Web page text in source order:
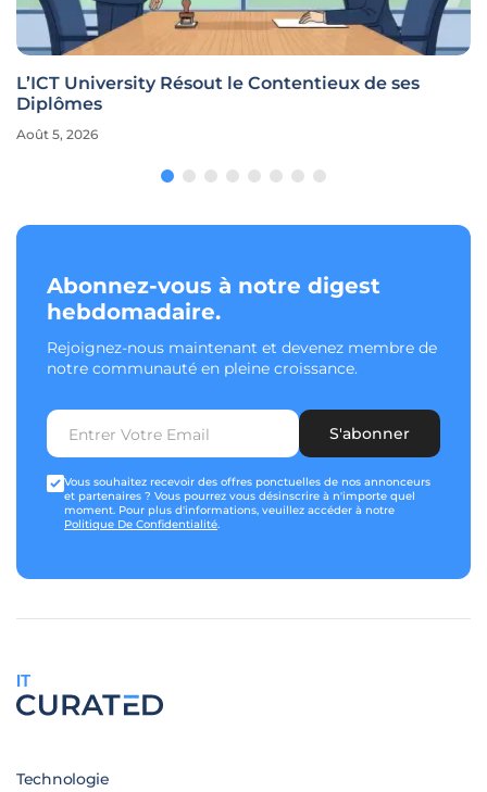
L’ICT University Résout le Contentieux de ses
Diplômes
Août 5, 2026
Abonnez-vous à notre digest
hebdomadaire.
Rejoignez-nous maintenant et devenez membre de
notre communauté en pleine croissance.
S'abonner
Vous souhaitez recevoir des offres ponctuelles de nos annonceurs
et partenaires ? Vous pourrez vous désinscrire à n'importe quel
moment. Pour plus d'informations, veuillez accéder à notre
Politique De Confidentialité.
IT
Technologie